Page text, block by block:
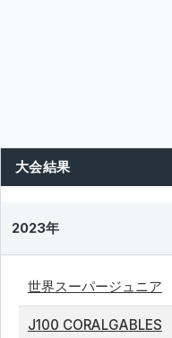
大会結果
2023年
世界スーパージュニア
J100 CORALGABLES